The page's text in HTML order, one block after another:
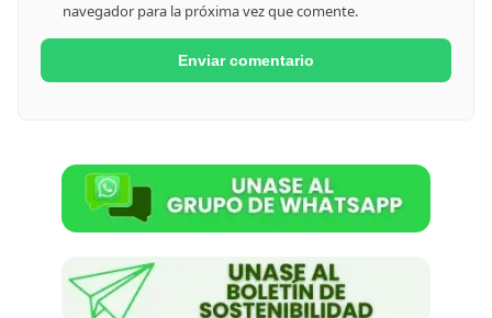
navegador para la próxima vez que comente.